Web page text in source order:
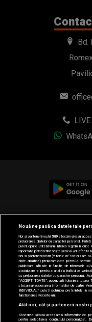
Bd.
© 2019-2026 DOGAN
Nouă ne pasă ca datele tale
Noi și partenerii noștri589stocăm și/sau
prelucrarea datelor cu caracter personal.
puteți opune utilizării unui interes legitim în
raportate partenerilor noștri și nu vă vor afecta
Noi si partenerii nostri (retelele de socializare
date analitice) prelucram date pentru a
publicitare afisate in functie de interesele si/
socializare si pentru a analiza traficul pe
cu prelucrarea datelor cu caracter personal.
“ACCEPT TOATE”, acceptati folosirea tuturor
stocarea/accesarea informatiilor de catre
INDIVIDUAL” puteti schimba preferintele in
functionarea website-ului.
Atât noi, cât și partenerii noștri
Stocarea și/sau accesarea informațiilor de pe
pentru selectarea conținutului personalizat.